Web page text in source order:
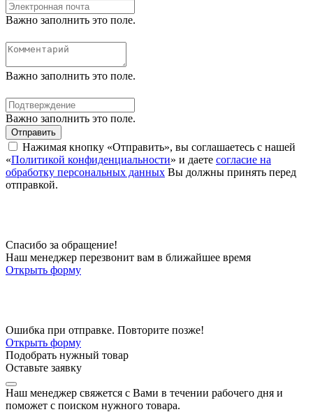
Важно заполнить это поле.
Важно заполнить это поле.
Важно заполнить это поле.
Отправить
Нажимая кнопку «Отправить», вы соглашаетесь с нашей
«Политикой конфиденциальности» и даете согласие на
обработку персональных данных Вы должны принять перед
отправкой.
Спасибо за обращение!
Наш менеджер перезвонит вам в ближайшее время
Открыть форму
Ошибка при отправке. Повторите позже!
Открыть форму
Подобрать нужный товар
Оставьте заявку
Наш менеджер свяжется с Вами в течении рабочего дня и
поможет с поиском нужного товара.